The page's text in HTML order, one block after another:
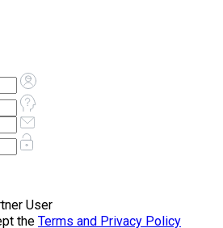
User
the Terms and Privacy Policy